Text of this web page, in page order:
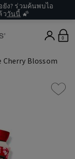
ง? ร่วมค้นพบไอ
ววันนี้ 🌠
0
Cherry Blossom